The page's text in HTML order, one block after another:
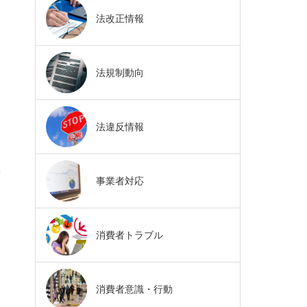
法改正情報
法規制動向
法違反情報
事業者対応
消費者トラブル
消費者意識・行動